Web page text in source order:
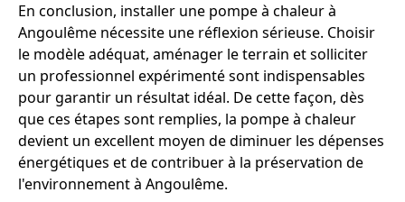
En conclusion, installer une pompe à chaleur à
Angoulême nécessite une réflexion sérieuse. Choisir
le modèle adéquat, aménager le terrain et solliciter
un professionnel expérimenté sont indispensables
pour garantir un résultat idéal. De cette façon, dès
que ces étapes sont remplies, la pompe à chaleur
devient un excellent moyen de diminuer les dépenses
énergétiques et de contribuer à la préservation de
l'environnement à Angoulême.